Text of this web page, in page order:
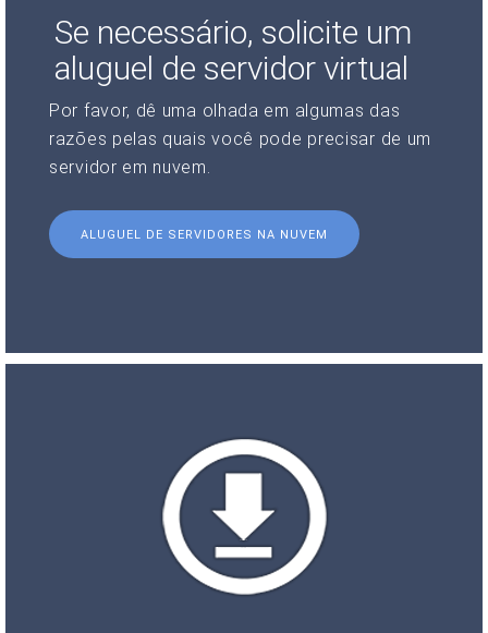
Se necessário, solicite um
aluguel de servidor virtual
Por favor, dê uma olhada em algumas das
razões pelas quais você pode precisar de um
servidor em nuvem.
ALUGUEL DE SERVIDORES NA NUVEM